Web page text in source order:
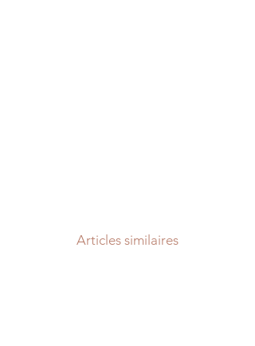
Articles similaires